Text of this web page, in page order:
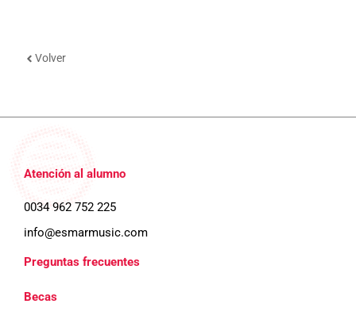
Volver
Atención al alumno
0034 962 752 225
info@esmarmusic.com
Preguntas frecuentes
Becas